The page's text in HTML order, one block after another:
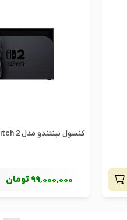
کنسول نینتندو مدل Nintendo Switch 2
99٬000٬000 تومان